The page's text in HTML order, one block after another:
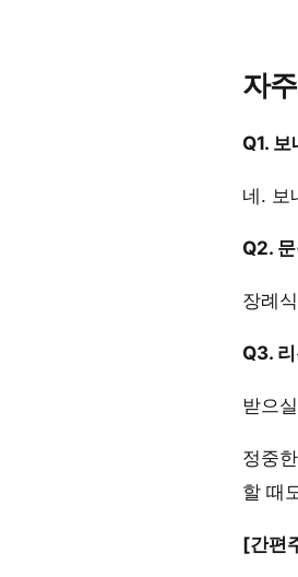
자
Q1.
네. 보
Q2.
장례
Q3.
받으
정중
할 때
[간편